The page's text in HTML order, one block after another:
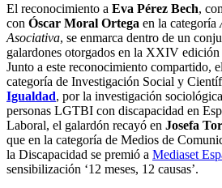
El reconocimiento a Eva Pérez Bech,
con Óscar Moral Ortega en la categoría
Asociativa, se enmarca dentro de un
galardones otorgados en la XXIV edición
Junto a este reconocimiento compartido,
categoría de Investigación Social y
Igualdad, por la investigación
personas LGTBI con discapacidad en
Laboral, el galardón recayó en Josefa
que en la categoría de Medios de
la Discapacidad se premió a Mediaset
sensibilización ‘12 meses, 12 causas’.